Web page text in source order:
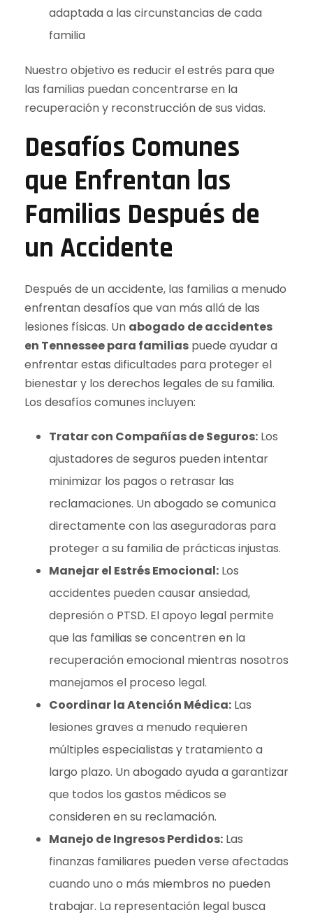
adaptada a las circunstancias de cada
familia
Nuestro objetivo es reducir el estrés para que
las familias puedan concentrarse en la
recuperación y reconstrucción de sus vidas.
Desafíos Comunes
que Enfrentan las
Familias Después de
un Accidente
Después de un accidente, las familias a menudo
enfrentan desafíos que van más allá de las
lesiones físicas. Un abogado de accidentes
en Tennessee para familias puede ayudar a
enfrentar estas dificultades para proteger el
bienestar y los derechos legales de su familia.
Los desafíos comunes incluyen:
Tratar con Compañías de Seguros: Los
ajustadores de seguros pueden intentar
minimizar los pagos o retrasar las
reclamaciones. Un abogado se comunica
directamente con las aseguradoras para
proteger a su familia de prácticas injustas.
Manejar el Estrés Emocional: Los
accidentes pueden causar ansiedad,
depresión o PTSD. El apoyo legal permite
que las familias se concentren en la
recuperación emocional mientras nosotros
manejamos el proceso legal.
Coordinar la Atención Médica: Las
lesiones graves a menudo requieren
múltiples especialistas y tratamiento a
largo plazo. Un abogado ayuda a garantizar
que todos los gastos médicos se
consideren en su reclamación.
Manejo de Ingresos Perdidos: Las
finanzas familiares pueden verse afectadas
cuando uno o más miembros no pueden
trabajar. La representación legal busca